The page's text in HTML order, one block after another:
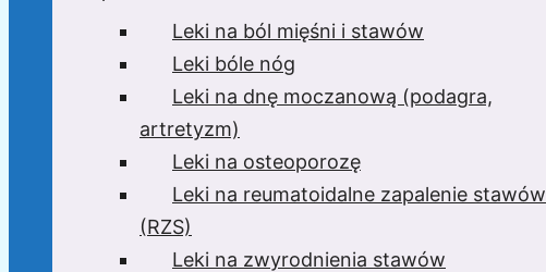
Leki na ból mięśni i stawów
Leki bóle nóg
Leki na dnę moczanową (podagra,
artretyzm)
Leki na osteoporozę
Leki na reumatoidalne zapalenie stawów
(RZS)
Leki na zwyrodnienia stawów